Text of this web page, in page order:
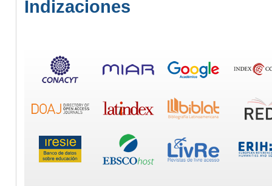
Indizaciones